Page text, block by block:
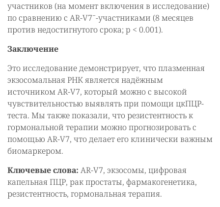
участников (на момент включения в исследование)
по сравнению с AR-V7−-участниками (8 месяцев
против недостигнутого срока; p < 0.001).
Заключение
Это исследование демонстрирует, что плазменная
экзосомальная РНК является надёжным
источником AR-V7, который можно с высокой
чувствительностью выявлять при помощи цкПЦР-
теста. Мы также показали, что резистентность к
гормональной терапии можно прогнозировать с
помощью AR-V7, что делает его клинически важным
биомаркером.
Ключевые слова: AR-V7, экзосомы, цифровая
капельная ПЦР, рак простаты, фармакогенетика,
резистентность, гормональная терапия.